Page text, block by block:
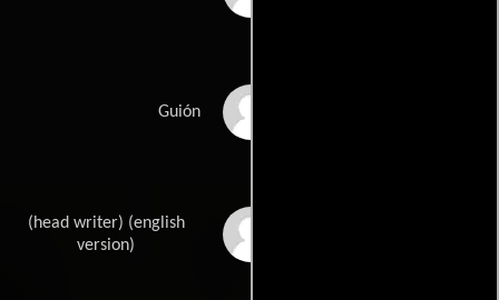
Guión
(head writer) (english
version)